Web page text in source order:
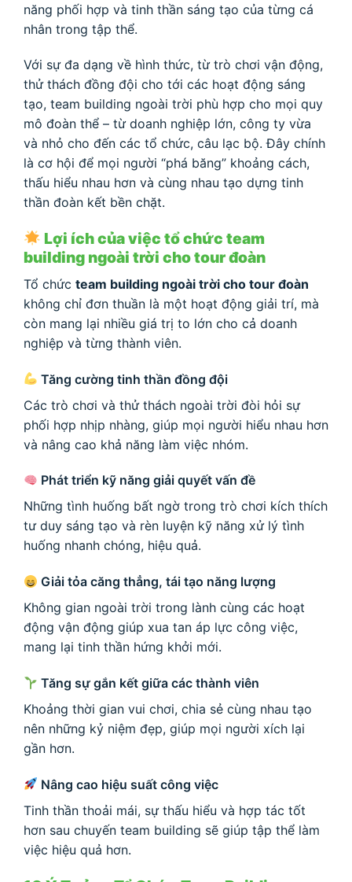
năng phối hợp và tinh thần sáng tạo của từng cá
nhân trong tập thể.
Với sự đa dạng về hình thức, từ trò chơi vận động,
thử thách đồng đội cho tới các hoạt động sáng
tạo, team building ngoài trời phù hợp cho mọi quy
mô đoàn thể – từ doanh nghiệp lớn, công ty vừa
và nhỏ cho đến các tổ chức, câu lạc bộ. Đây chính
là cơ hội để mọi người “phá băng” khoảng cách,
thấu hiểu nhau hơn và cùng nhau tạo dựng tinh
thần đoàn kết bền chặt.
Lợi ích của việc tổ chức team
building ngoài trời cho tour đoàn
Tổ chức team building ngoài trời cho tour đoàn
không chỉ đơn thuần là một hoạt động giải trí, mà
còn mang lại nhiều giá trị to lớn cho cả doanh
nghiệp và từng thành viên.
Tăng cường tinh thần đồng đội
Các trò chơi và thử thách ngoài trời đòi hỏi sự
phối hợp nhịp nhàng, giúp mọi người hiểu nhau hơn
và nâng cao khả năng làm việc nhóm.
Phát triển kỹ năng giải quyết vấn đề
Những tình huống bất ngờ trong trò chơi kích thích
tư duy sáng tạo và rèn luyện kỹ năng xử lý tình
huống nhanh chóng, hiệu quả.
Giải tỏa căng thẳng, tái tạo năng lượng
Không gian ngoài trời trong lành cùng các hoạt
động vận động giúp xua tan áp lực công việc,
mang lại tinh thần hứng khởi mới.
Tăng sự gắn kết giữa các thành viên
Khoảng thời gian vui chơi, chia sẻ cùng nhau tạo
nên những kỷ niệm đẹp, giúp mọi người xích lại
gần hơn.
Nâng cao hiệu suất công việc
Tinh thần thoải mái, sự thấu hiểu và hợp tác tốt
hơn sau chuyến team building sẽ giúp tập thể làm
việc hiệu quả hơn.